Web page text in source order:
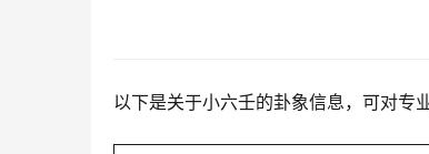
以下是关于小六壬的卦象信息，可对专